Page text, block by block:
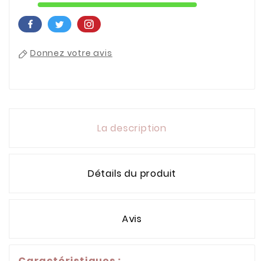
Donnez votre avis
La description
Détails du produit
Avis